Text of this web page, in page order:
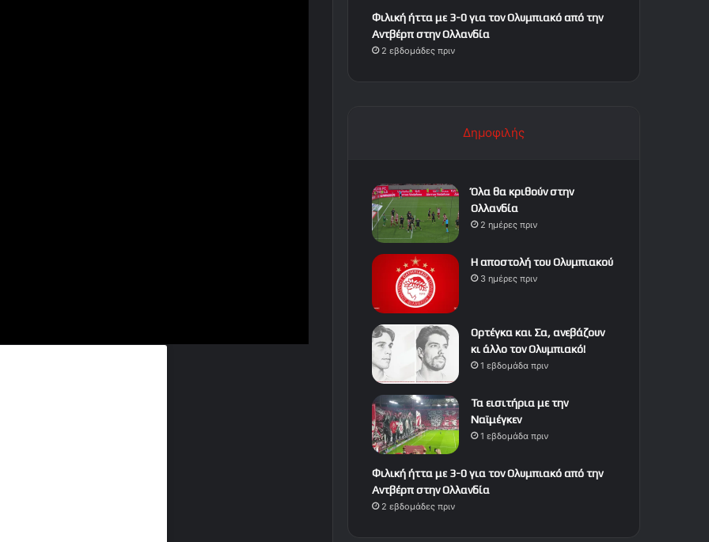
Φιλική ήττα με 3-0 για τον Ολυμπιακό από την
Αντβέρπ στην Ολλανδία
2 εβδομάδες πριν
Δημοφιλής
Όλα θα κριθούν στην
Ολλανδία
2 ημέρες πριν
Η αποστολή του Ολυμπιακού
3 ημέρες πριν
Ορτέγκα και Σα, ανεβάζουν
κι άλλο τον Ολυμπιακό!
1 εβδομάδα πριν
Τα εισιτήρια με την
Ναϊμέγκεν
1 εβδομάδα πριν
Φιλική ήττα με 3-0 για τον Ολυμπιακό από την
Αντβέρπ στην Ολλανδία
2 εβδομάδες πριν